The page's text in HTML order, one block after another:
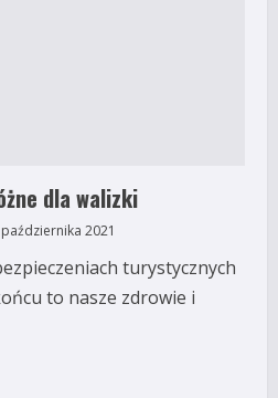
dla walizki
2021
turystycznych
to nasze zdrowie i